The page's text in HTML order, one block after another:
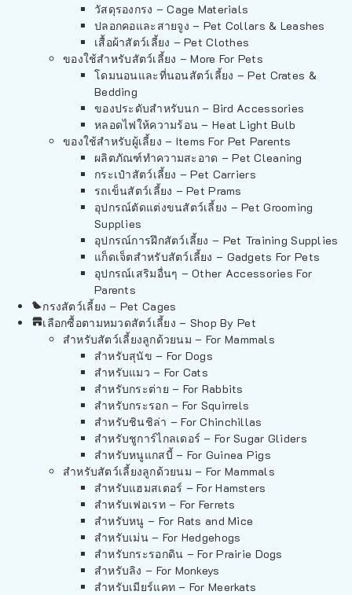
วัสดุรองกรง – Cage Materials
ปลอกคอและสายจูง – Pet Collars & Leashes
เสื้อผ้าสัตว์เลี้ยง – Pet Clothes
ของใช้สำหรับสัตว์เลี้ยง – More For Pets
โดมนอนและที่นอนสัตว์เลี้ยง – Pet Crates &
Bedding
ของประดับสำหรับนก – Bird Accessories
หลอดไฟให้ความร้อน – Heat Light Bulb
ของใช้สำหรับผู้เลี้ยง – Items For Pet Parents
ผลิตภัณฑ์ทำความสะอาด – Pet Cleaning
กระเป๋าสัตว์เลี้ยง – Pet Carriers
รถเข็นสัตว์เลี้ยง – Pet Prams
อุปกรณ์ตัดแต่งขนสัตว์เลี้ยง – Pet Grooming
Supplies
อุปกรณ์การฝึกสัตว์เลี้ยง – Pet Training Supplies
แก็ดเจ็ตสำหรับสัตว์เลี้ยง – Gadgets For Pets
อุปกรณ์เสริมอื่นๆ – Other Accessories For
Parents
กรงสัตว์เลี้ยง – Pet Cages
เลือกซื้อตามหมวดสัตว์เลี้ยง – Shop By Pet
สำหรับสัตว์เลี้ยงลูกด้วยนม – For Mammals
สำหรับสุนัข – For Dogs
สำหรับแมว – For Cats
สำหรับกระต่าย – For Rabbits
สำหรับกระรอก – For Squirrels
สำหรับชินชิล่า – For Chinchillas
สำหรับชูการ์ไกลเดอร์ – For Sugar Gliders
สำหรับหนูแกสบี้ – For Guinea Pigs
สำหรับสัตว์เลี้ยงลูกด้วยนม – For Mammals
สำหรับแฮมสเตอร์ – For Hamsters
สำหรับเฟอเรท – For Ferrets
สำหรับหนู – For Rats and Mice
สำหรับเม่น – For Hedgehogs
สำหรับกระรอกดิน – For Prairie Dogs
สำหรับลิง – For Monkeys
สำหรับเมียร์แคท – For Meerkats